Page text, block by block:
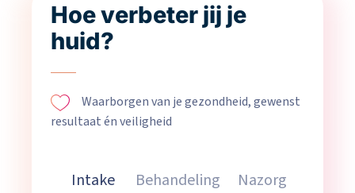
Hoe verbeter jij je
huid?
Waarborgen van je gezondheid, gewenst
resultaat én veiligheid
Intake Behandeling Nazorg